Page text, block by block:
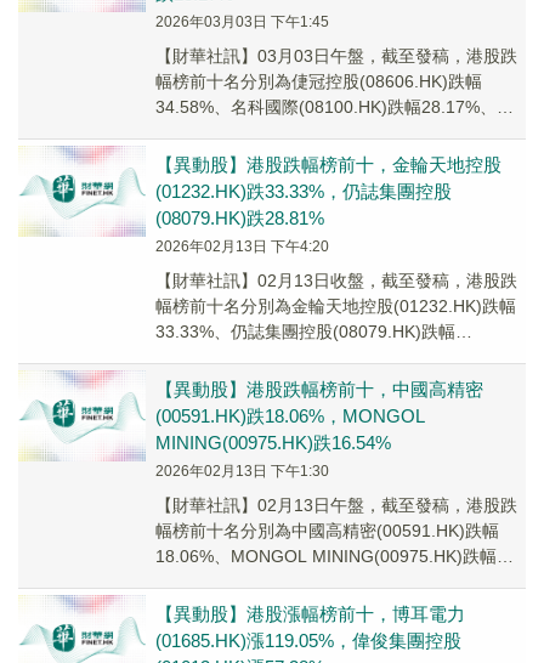
2026年03月03日 下午1:45
【財華社訊】03月03日午盤，截至發稿，港股跌
幅榜前十名分別為倢冠控股(08606.HK)跌幅
34.58%、名科國際(08100.HK)跌幅28.17%、金
【異動股】港股跌幅榜前十，金輪天地控股
(01232.HK)跌33.33%，仍誌集團控股
(08079.HK)跌28.81%
2026年02月13日 下午4:20
【財華社訊】02月13日收盤，截至發稿，港股跌
幅榜前十名分別為金輪天地控股(01232.HK)跌幅
33.33%、仍誌集團控股(08079.HK)跌幅
【異動股】港股跌幅榜前十，中國高精密
(00591.HK)跌18.06%，MONGOL
MINING(00975.HK)跌16.54%
2026年02月13日 下午1:30
【財華社訊】02月13日午盤，截至發稿，港股跌
幅榜前十名分別為中國高精密(00591.HK)跌幅
18.06%、MONGOL MINING(00975.HK)跌幅
【異動股】港股漲幅榜前十，博耳電力
(01685.HK)漲119.05%，偉俊集團控股